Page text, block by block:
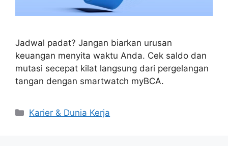
Jadwal padat? Jangan biarkan urusan
keuangan menyita waktu Anda. Cek saldo dan
mutasi secepat kilat langsung dari pergelangan
tangan dengan smartwatch myBCA.
Kategori
Karier & Dunia Kerja